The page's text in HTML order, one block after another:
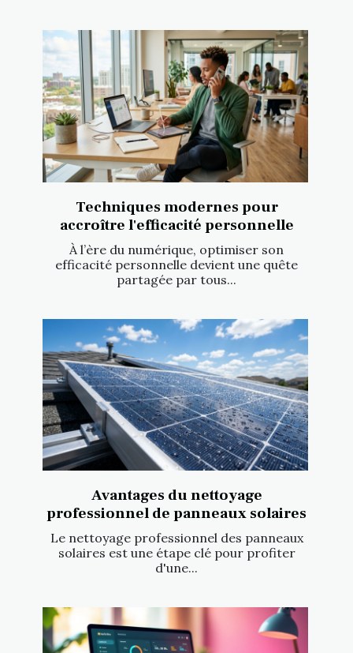
Techniques modernes pour
accroître l'efficacité personnelle
À l’ère du numérique, optimiser son
efficacité personnelle devient une quête
partagée par tous...
Avantages du nettoyage
professionnel de panneaux solaires
Le nettoyage professionnel des panneaux
solaires est une étape clé pour profiter
d'une...